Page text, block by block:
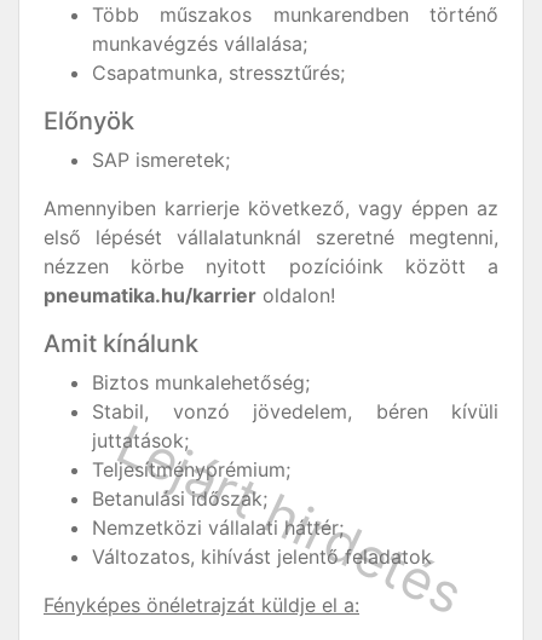
Több műszakos munkarendben történő
munkavégzés vállalása;
Csapatmunka, stressztűrés;
Előnyök
SAP ismeretek;
Amennyiben karrierje következő, vagy éppen az
első lépését vállalatunknál szeretné megtenni,
nézzen körbe nyitott pozícióink között a
pneumatika.hu/karrier oldalon!
Amit kínálunk
Biztos munkalehetőség;
Stabil, vonzó jövedelem, béren kívüli
juttatások;
Teljesítményprémium;
Betanulási időszak;
Nemzetközi vállalati háttér;
Változatos, kihívást jelentő feladatok
Fényképes önéletrajzát küldje el a: